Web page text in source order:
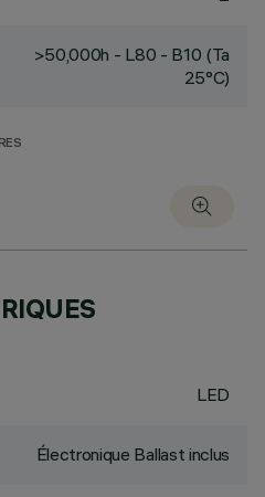
>50,000h - L80 - B10 (Ta
25°C)
LED
Électronique Ballast inclus